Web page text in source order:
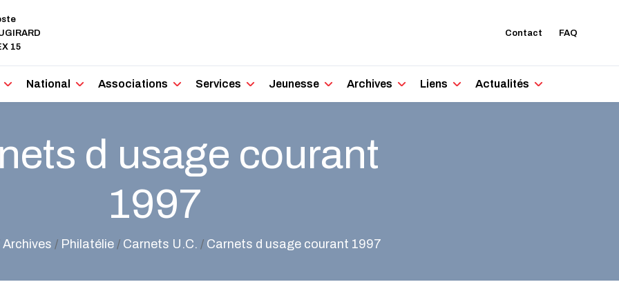
15
Contact FAQ
National Associations Services Jeunesse Archives Liens Actualités
d usage courant
1997
Archives / Philatélie/ Carnets U.C. / Carnets d usage courant 1997